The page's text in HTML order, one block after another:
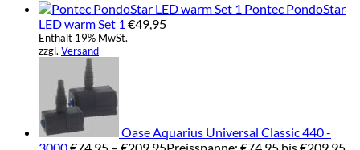
Pontec PondoStar
LED warm Set 1 €49,95
Enthält 19% MwSt.
zzgl. Versand
Oase Aquarius Universal Classic 440 -